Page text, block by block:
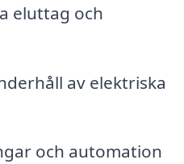
eluttag och
av elektriska
och automation